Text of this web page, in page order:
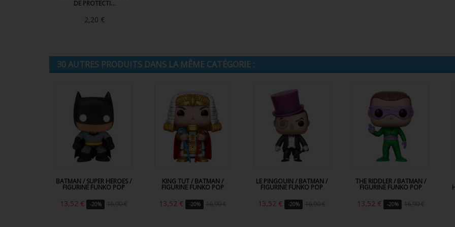
DE PROTECTI...
2,20 €
30 AUTRES PRODUITS DANS LA MÊME CATÉGORIE :
BATMAN / SUPER HEROES /
FIGURINE FUNKO POP
13,52 € -20% 16,90 €
KING TUT / BATMAN /
FIGURINE FUNKO POP
13,52 € -20% 16,90 €
LE PINGOUIN / BATMAN /
FIGURINE FUNKO POP
13,52 € -20% 16,90 €
THE RIDDLER / BATMAN /
FIGURINE FUNKO POP
13,52 € -20% 16,90 €